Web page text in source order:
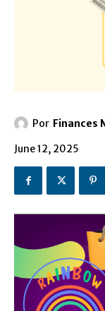
Por Finances
June 12, 2025